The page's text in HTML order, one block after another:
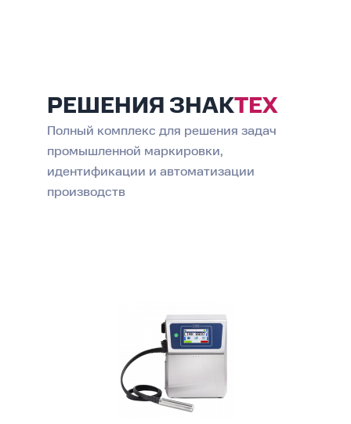
РЕШЕНИЯ ЗНАКТЕХ
Полный комплекс для решения задач
промышленной маркировки,
идентификации и автоматизации
производств